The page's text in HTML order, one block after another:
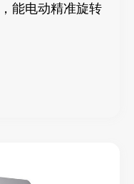
能电动精准旋转